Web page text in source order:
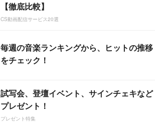
【徹底比較】
CS動画配信サービス20選
毎週の音楽ランキングから、ヒットの推移
をチェック！
試写会、登壇イベント、サインチェキなど
プレゼント！
プレゼント特集